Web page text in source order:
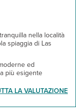
nella località
spiaggia di Las
ed
più esigente
LA VALUTAZIONE